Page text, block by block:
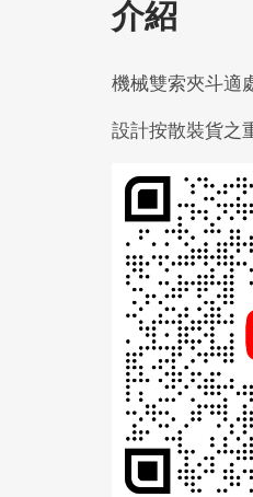
介紹
機械雙索夾斗適
設計按散裝貨之